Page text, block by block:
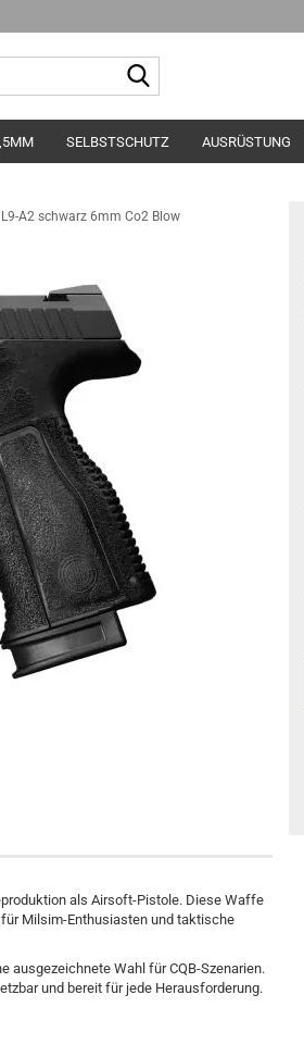
SELBSTSCHUTZ AUSRÜSTUNG
A2 schwarz 6mm Co2 Blow
als Airsoft-Pistole. Diese Waffe
Milsim-Enthusiasten und taktische
ausgezeichnete Wahl für CQB-Szenarien.
und bereit für jede Herausforderung.